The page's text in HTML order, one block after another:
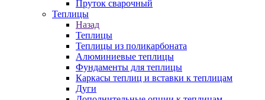
Пруток сварочный
Теплицы
Назад
Теплицы
Теплицы из поликарбоната
Алюминиевые теплицы
Фундаменты для теплицы
Каркасы теплиц и вставки к теплицам
Дуги